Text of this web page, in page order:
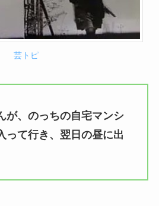
芸トピ
が、のっちの自宅マンシ
って行き、翌日の昼に出